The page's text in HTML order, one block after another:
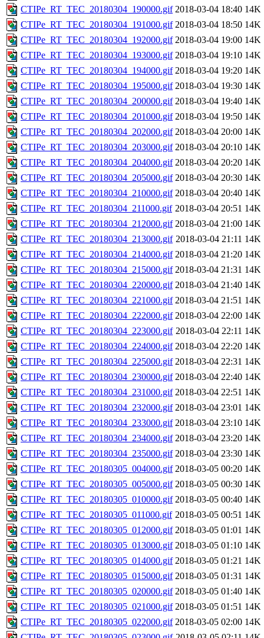
CTIPe_RT_TEC_20180304_190000.gif 2018-03-04 18:40 14K
CTIPe_RT_TEC_20180304_191000.gif 2018-03-04 18:50 14K
CTIPe_RT_TEC_20180304_192000.gif 2018-03-04 19:00 14K
CTIPe_RT_TEC_20180304_193000.gif 2018-03-04 19:10 14K
CTIPe_RT_TEC_20180304_194000.gif 2018-03-04 19:20 14K
CTIPe_RT_TEC_20180304_195000.gif 2018-03-04 19:30 14K
CTIPe_RT_TEC_20180304_200000.gif 2018-03-04 19:40 14K
CTIPe_RT_TEC_20180304_201000.gif 2018-03-04 19:50 14K
CTIPe_RT_TEC_20180304_202000.gif 2018-03-04 20:00 14K
CTIPe_RT_TEC_20180304_203000.gif 2018-03-04 20:10 14K
CTIPe_RT_TEC_20180304_204000.gif 2018-03-04 20:20 14K
CTIPe_RT_TEC_20180304_205000.gif 2018-03-04 20:30 14K
CTIPe_RT_TEC_20180304_210000.gif 2018-03-04 20:40 14K
CTIPe_RT_TEC_20180304_211000.gif 2018-03-04 20:51 14K
CTIPe_RT_TEC_20180304_212000.gif 2018-03-04 21:00 14K
CTIPe_RT_TEC_20180304_213000.gif 2018-03-04 21:11 14K
CTIPe_RT_TEC_20180304_214000.gif 2018-03-04 21:20 14K
CTIPe_RT_TEC_20180304_215000.gif 2018-03-04 21:31 14K
CTIPe_RT_TEC_20180304_220000.gif 2018-03-04 21:40 14K
CTIPe_RT_TEC_20180304_221000.gif 2018-03-04 21:51 14K
CTIPe_RT_TEC_20180304_222000.gif 2018-03-04 22:00 14K
CTIPe_RT_TEC_20180304_223000.gif 2018-03-04 22:11 14K
CTIPe_RT_TEC_20180304_224000.gif 2018-03-04 22:20 14K
CTIPe_RT_TEC_20180304_225000.gif 2018-03-04 22:31 14K
CTIPe_RT_TEC_20180304_230000.gif 2018-03-04 22:40 14K
CTIPe_RT_TEC_20180304_231000.gif 2018-03-04 22:51 14K
CTIPe_RT_TEC_20180304_232000.gif 2018-03-04 23:01 14K
CTIPe_RT_TEC_20180304_233000.gif 2018-03-04 23:10 14K
CTIPe_RT_TEC_20180304_234000.gif 2018-03-04 23:20 14K
CTIPe_RT_TEC_20180304_235000.gif 2018-03-04 23:30 14K
CTIPe_RT_TEC_20180305_004000.gif 2018-03-05 00:20 14K
CTIPe_RT_TEC_20180305_005000.gif 2018-03-05 00:30 14K
CTIPe_RT_TEC_20180305_010000.gif 2018-03-05 00:40 14K
CTIPe_RT_TEC_20180305_011000.gif 2018-03-05 00:51 14K
CTIPe_RT_TEC_20180305_012000.gif 2018-03-05 01:01 14K
CTIPe_RT_TEC_20180305_013000.gif 2018-03-05 01:10 14K
CTIPe_RT_TEC_20180305_014000.gif 2018-03-05 01:21 14K
CTIPe_RT_TEC_20180305_015000.gif 2018-03-05 01:31 14K
CTIPe_RT_TEC_20180305_020000.gif 2018-03-05 01:40 14K
CTIPe_RT_TEC_20180305_021000.gif 2018-03-05 01:51 14K
CTIPe_RT_TEC_20180305_022000.gif 2018-03-05 02:00 14K